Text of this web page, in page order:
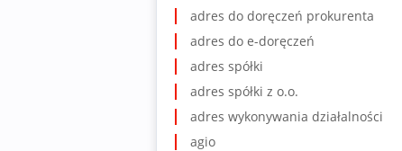
adres do doręczeń prokurenta
adres do e-doręczeń
adres spółki
adres spółki z o.o.
adres wykonywania działalności
agio